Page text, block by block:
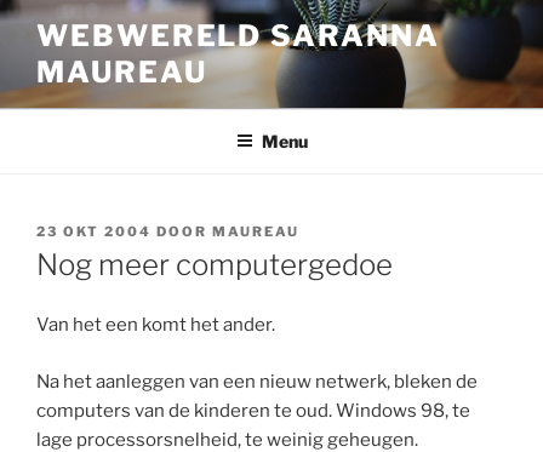
Ga
inhoud
WEBWERELD SARANNA
MAUREAU
Menu
GEPLAATST
OP
23 OKT 2004 DOOR MAUREAU
Nog meer computergedoe
Van het een komt het ander.
Na het aanleggen van een nieuw netwerk, bleken de
computers van de kinderen te oud. Windows 98, te
lage processorsnelheid, te weinig geheugen.